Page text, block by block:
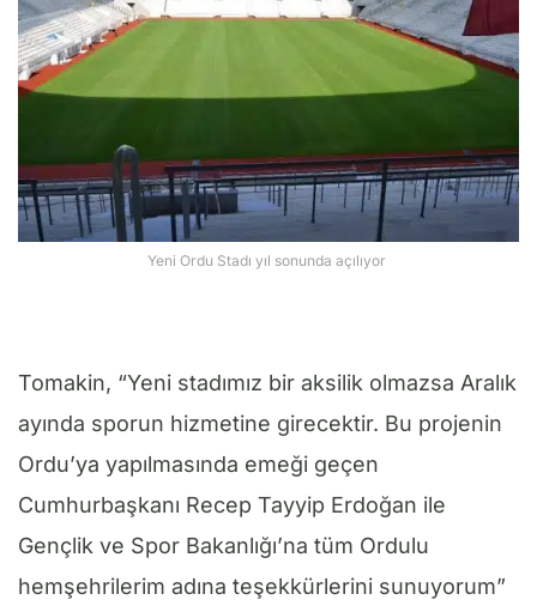
Yeni Ordu Stadı yıl sonunda açılıyor
Tomakin, “Yeni stadımız bir aksilik olmazsa Aralık
ayında sporun hizmetine girecektir. Bu projenin
Ordu’ya yapılmasında emeği geçen
Cumhurbaşkanı Recep Tayyip Erdoğan ile
Gençlik ve Spor Bakanlığı’na tüm Ordulu
hemşehrilerim adına teşekkürlerini sunuyorum”